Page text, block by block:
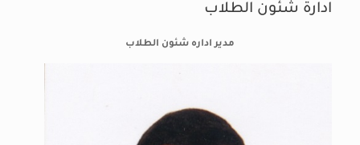
ادارة شئون الطلاب
مدير اداره شئون الطلاب